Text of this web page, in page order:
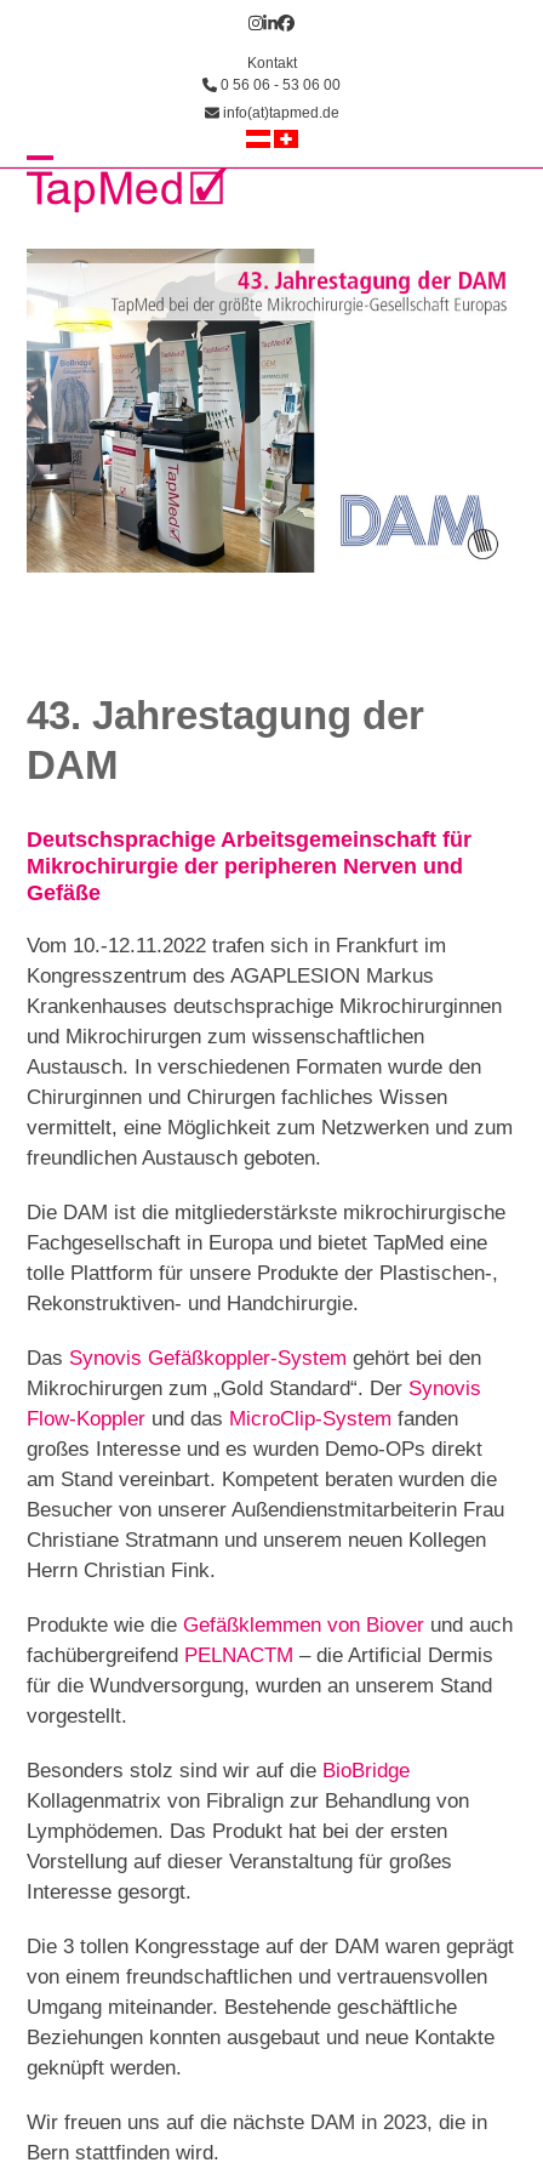
Instagram
LinkedIn
Facebook
Kontakt
0 56 06 - 53 06 00
info(at)tapmed.de
Open
menu
Close
menu
43. Jahrestagung der
DAM
Deutschsprachige Arbeitsgemeinschaft für
Mikrochirurgie der peripheren Nerven und
Gefäße
Vom 10.-12.11.2022 trafen sich in Frankfurt im
Kongresszentrum des AGAPLESION Markus
Krankenhauses deutschsprachige Mikrochirurginnen
und Mikrochirurgen zum wissenschaftlichen
Austausch. In verschiedenen Formaten wurde den
Chirurginnen und Chirurgen fachliches Wissen
vermittelt, eine Möglichkeit zum Netzwerken und zum
freundlichen Austausch geboten.
Die DAM ist die mitgliederstärkste mikrochirurgische
Fachgesellschaft in Europa und bietet TapMed eine
tolle Plattform für unsere Produkte der Plastischen-,
Rekonstruktiven- und Handchirurgie.
Das Synovis Gefäßkoppler-System gehört bei den
Mikrochirurgen zum „Gold Standard“. Der Synovis
Flow-Koppler und das MicroClip-System fanden
großes Interesse und es wurden Demo-OPs direkt
am Stand vereinbart. Kompetent beraten wurden die
Besucher von unserer Außendienstmitarbeiterin Frau
Christiane Stratmann und unserem neuen Kollegen
Herrn Christian Fink.
Produkte wie dieGefäßklemmen von Biover und auch
fachübergreifend PELNACTM – die Artificial Dermis
für die Wundversorgung, wurden an unserem Stand
vorgestellt.
Besonders stolz sind wir auf die BioBridge
Kollagenmatrix von Fibralign zur Behandlung von
Lymphödemen. Das Produkt hat bei der ersten
Vorstellung auf dieser Veranstaltung für großes
Interesse gesorgt.
Die 3 tollen Kongresstage auf der DAM waren geprägt
von einem freundschaftlichen und vertrauensvollen
Umgang miteinander. Bestehende geschäftliche
Beziehungen konnten ausgebaut und neue Kontakte
geknüpft werden.
Wir freuen uns auf die nächste DAM in 2023, die in
Bern stattfinden wird.